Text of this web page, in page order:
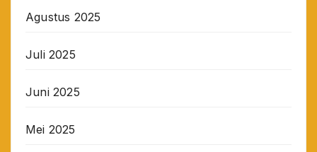
Agustus 2025
Juli 2025
Juni 2025
Mei 2025